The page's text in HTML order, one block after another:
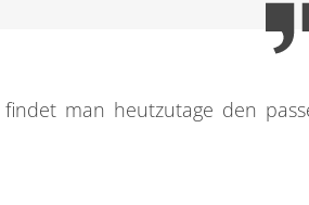
man heutzutage den